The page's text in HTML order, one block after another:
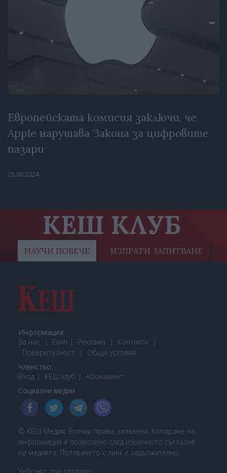
Европейската комисия заключи, че
Apple нарушава Закона за цифровите
пазари
25.06.2024
КЕШ КЛУБ
НАУЧИ ПОВЕЧЕ ИЗПРАТИ ЗАПИТВАНЕ
Информация:
За нас
Екип Реклама
Контакти
Поверителност
Общи условия
Членство:
Вход
КЕШ клуб Абонамент
Социални медии
© КЕШ Медия. Всички права запазени. Копиране на
информация е позволено след изричното съгласие
на медията. Ползването с линк е задължително.